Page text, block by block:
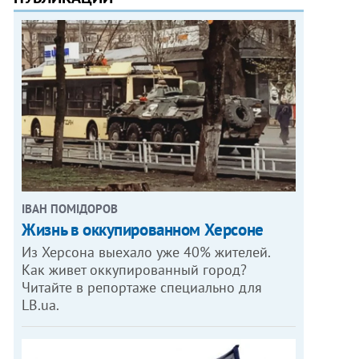
ІВАН ПОМІДОРОВ
Жизнь в оккупированном Херсоне
Из Херсона выехало уже 40% жителей.
Как живет оккупированный город?
Читайте в репортаже специально для
LB.ua.